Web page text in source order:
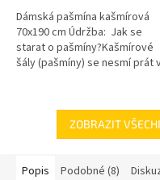
Dámská pašmína kašmírová
70x190 cm Údržba: Jak se
starat o pašmíny?Kašmírové
šály (pašmíny) se nesmí prát
ZOBRAZIT
Popis Podobné (8)